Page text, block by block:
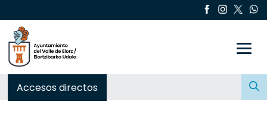
Accesos directos
Buscar: